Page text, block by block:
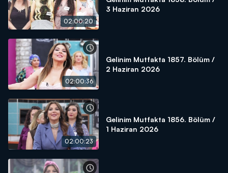
02:00:20
3 Haziran 2026
02:00:36
Gelinim Mutfakta 1857. Bölüm /
2 Haziran 2026
02:00:23
Gelinim Mutfakta 1856. Bölüm /
1 Haziran 2026